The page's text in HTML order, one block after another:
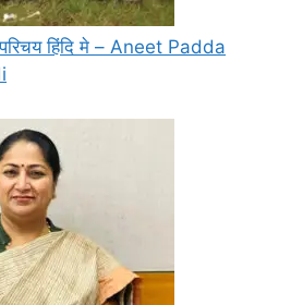
हिंदि मे – Aneet Padda